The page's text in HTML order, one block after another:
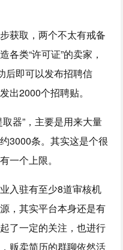
获取，两个不太有戒备
类“许可证”的卖家，
后即可以发布招聘信
出2000个招聘贴。
器”，主要是用来大量
3000条。其实这是个很
一个上限。
入驻有至少8道审核机
，其实平台本身还是有
了一定的关注，也进行
贩卖简历的群聊依然活